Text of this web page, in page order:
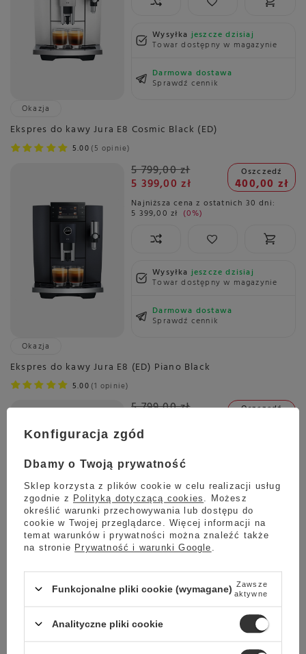
Wysyłkajeszcze dzisiaj
Towar dostępny w magazynie
Darmowa dostawa
Sprawdź cennik
Okazja
Ekspres do kawy Jura E8 Cosmic Black (ED)
5.00 5 opinie
5 799,00 zł
5 399,00 zł
Oszczedź
400,00 zł
Najniższa cena z ostatnich 30 dni:
5 399,00 zł 0%
Wysyłkajeszcze dzisiaj
Towar dostępny w magazynie
Darmowa dostawa
Sprawdź cennik
Okazja
Ekspres do kawy Jura E8 (ED) Piano Black
5.00 1 opinie
5 799,00 zł Oszczedź
Najniższa cena z ostatnich 30 dni:
Wysyłkajeszcze dzisiaj
Towar dostępny w magazynie
Darmowa dostawa
Promocja
5.00 4 opinie
Oszczedź
Konfiguracja zgód
Dbamy o Twoją prywatność
Sklep korzysta z plików cookie w celu realizacji usług
zgodnie z Polityką dotyczącą cookies
. Możesz
określić warunki przechowywania lub dostępu do
cookie w Twojej przeglądarce. Więcej informacji na
temat warunków i prywatności można znaleźć także
na stronie Prywatność i warunki Google
Funkcjonalne pliki cookie (wymagane) Zawsze
aktywne
Analityczne pliki cookie